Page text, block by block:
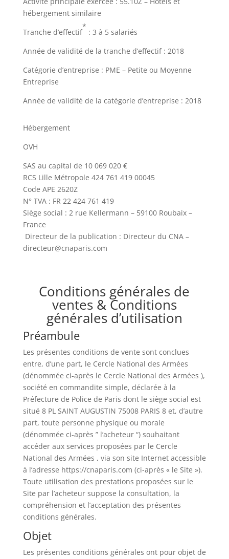
hébergement similaire
Tranche d’effectif
*
: 3 à 5 salariés
Année de validité de la tranche d’effectif : 2018
Catégorie d’entreprise : PME – Petite ou Moyenne
Entreprise
Année de validité de la catégorie d’entreprise : 2018
Hébergement
OVH
SAS au capital de 10 069 020 €
RCS Lille Métropole 424 761 419 00045
Code APE 2620Z
N° TVA : FR 22 424 761 419
Siège social : 2 rue Kellermann – 59100 Roubaix –
France
Directeur de la publication : Directeur du CNA –
directeur@cnaparis.com
Conditions générales de
ventes & Conditions
générales d’utilisation
Préambule
Les présentes conditions de vente sont conclues
entre, d’une part, le Cercle National des Armées
(dénommée ci-après le Cercle National des Armées ),
société en commandite simple, déclarée à la
Préfecture de Police de Paris dont le siège social est
situé 8 PL SAINT AUGUSTIN 75008 PARIS 8 et, d’autre
part, toute personne physique ou morale
(dénommée ci-après ” l’acheteur “) souhaitant
accéder aux services proposées par le Cercle
National des Armées , via son site Internet accessible
à l’adresse https://cnaparis.com (ci-après « le Site »).
Toute utilisation des prestations proposées sur le
Site par l’acheteur suppose la consultation, la
compréhension et l’acceptation des présentes
conditions générales.
Objet
Les présentes conditions générales ont pour objet de